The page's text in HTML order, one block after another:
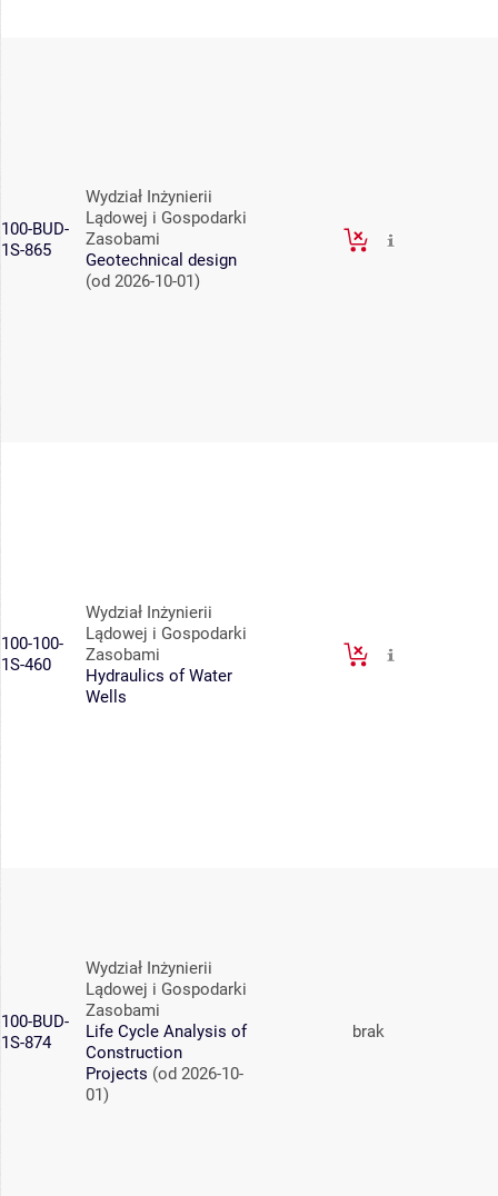
100-BUD-
1S-865
Wydział Inżynierii
Lądowej i Gospodarki
Zasobami
Geotechnical design
(od 2026-10-01)
100-100-
1S-460
Wydział Inżynierii
Lądowej i Gospodarki
Zasobami
Hydraulics of Water
Wells
100-BUD-
1S-874
Wydział Inżynierii
Lądowej i Gospodarki
Zasobami
Life Cycle Analysis of
Construction
Projects (od 2026-10-
01)
brak